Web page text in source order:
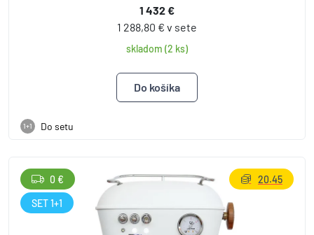
1 432 €
1 288,80 € v sete
skladom (2 ks)
1+1 Do setu
0 €
SET 1+1
20.45